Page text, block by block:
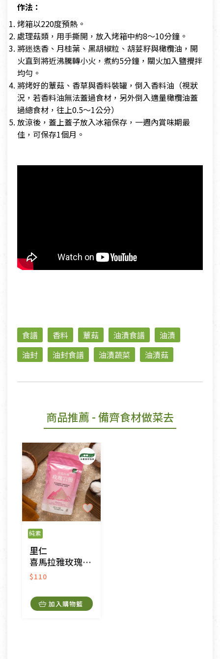
作法：
烤箱以220度預熱。
處理菇類，用手撕開，放入烤箱中約8～10分鐘。
將迷迭香、月桂葉、黑胡椒粒、胡荽籽與橄欖油，開
火直到將近沸騰轉小火，煮約5分鐘，關火加入鹽攪拌
均勻。
將烤好的蕈菇、香草與香料裝罐，倒入香料油（視狀
況，若香料油無法蓋過食材，另外倒入適量橄欖油蓋
過總食材，往上0.5～1公分）
放涼後，蓋上蓋子放入冰箱保存，一週內賞味期最
佳，可保存1個月。
食譜 香料 蕈菇 油漬食譜
油漬
油封
油封食譜 油漬蔬菜 油漬菇
商品推薦 - 備齊食材做菜去
純素
里仁
喜馬拉雅玫瑰岩鹽
$110
加入購物籃